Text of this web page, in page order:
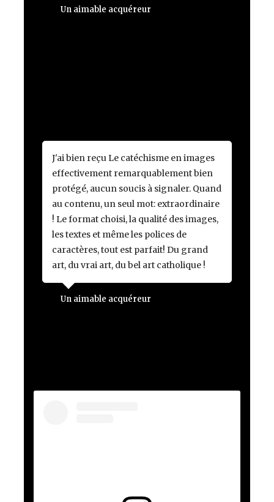
Un aimable acquéreur
J'ai bien reçu Le catéchisme en images
effectivement remarquablement bien
protégé, aucun soucis à signaler. Quand
au contenu, un seul mot: extraordinaire
! Le format choisi, la qualité des images,
les textes et même les polices de
caractères, tout est parfait! Du grand
art, du vrai art, du bel art catholique !
Un aimable acquéreur